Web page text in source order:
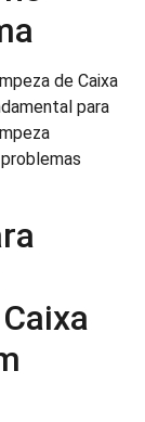
de Caixa
para